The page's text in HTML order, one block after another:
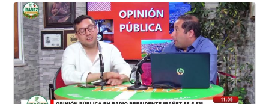
AUDIOS
VIDEOS
GALERIA DE FOTOS
APP MÓVIL